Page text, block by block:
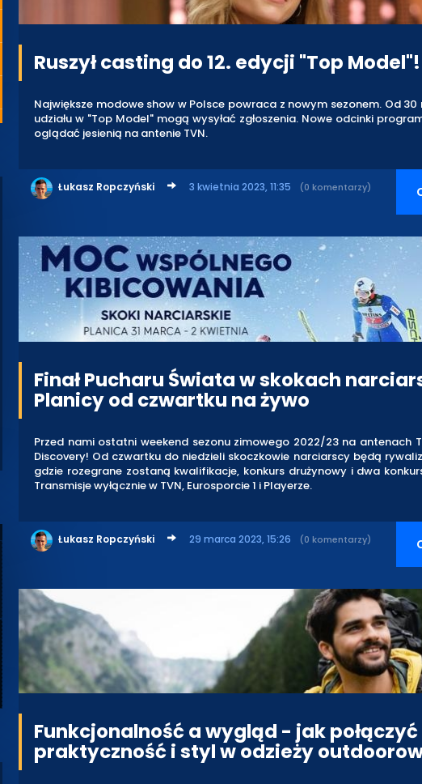
Ruszył casting do 12. edycji "Top Model"!
Największe modowe show w Polsce powraca z nowym sezonem. Od
udziału w "Top Model" mogą wysyłać zgłoszenia. Nowe odcinki
oglądać jesienią na antenie TVN.
Łukasz Ropczyński 3 kwietnia 2023, 11:35 (0 komentarzy)
Finał Pucharu Świata w skokach
Planicy od czwartku na żywo
Przed nami ostatni weekend sezonu zimowego 2022/23 na antenach
Discovery! Od czwartku do niedzieli skoczkowie narciarscy będą
gdzie rozegrane zostaną kwalifikacje, konkurs drużynowy i dwa
Transmisje wyłącznie w TVN, Eurosporcie 1 i Playerze.
Łukasz Ropczyński 29 marca 2023, 15:26 (0 komentarzy)
Funkcjonalność a wygląd - jak połączyć
praktyczność i styl w odzieży